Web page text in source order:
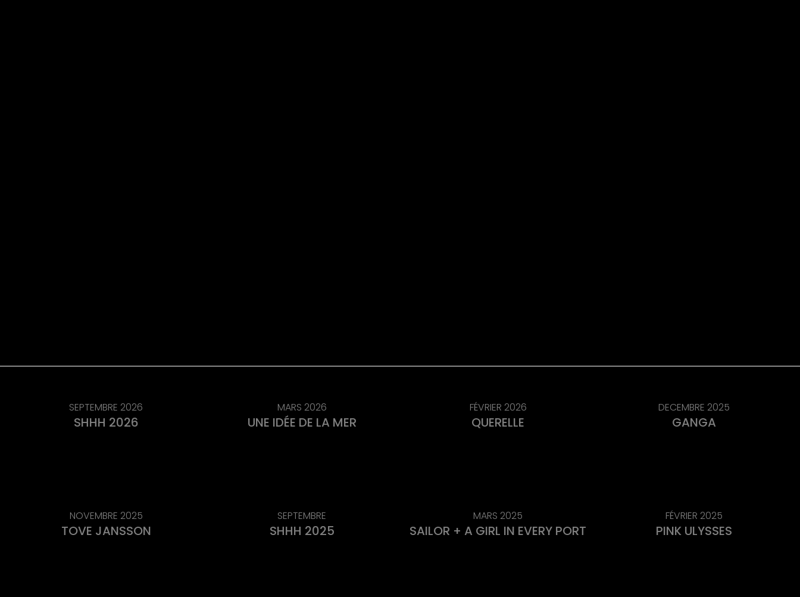
SEPTEMBRE 2026
SHHH 2026
MARS 2026
UNE IDÉE DE LA MER
FÉVRIER 2026
QUERELLE
DECEMBRE 2025
GANGA
NOVEMBRE 2025
TOVE JANSSON
SEPTEMBRE
SHHH 2025
MARS 2025
SAILOR + A GIRL IN EVERY PORT
FÉVRIER 2025
PINK ULYSSES